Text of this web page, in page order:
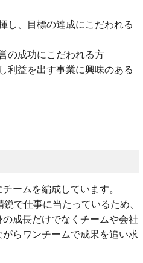
し、目標の達成にこだわれる
の成功にこだわれる方
利益を出す事業に興味のある
ームを編成しています。
で仕事に当たっているため、
成長だけでなくチームや会社
らワンチームで成果を追い求